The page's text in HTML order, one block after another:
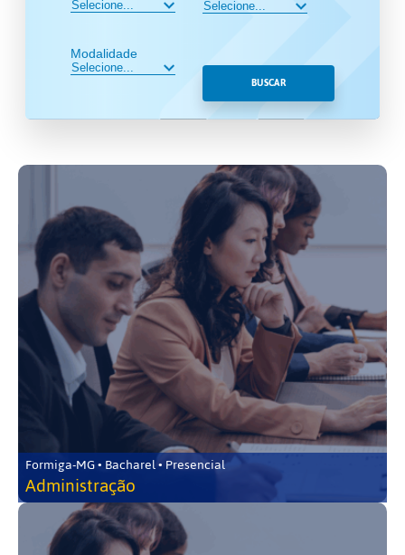
Modalidade
BUSCAR
Formiga-MG • Bacharel • Presencial
Administração